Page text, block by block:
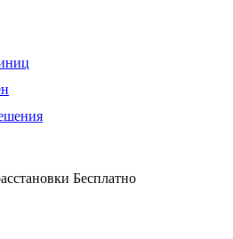
Бесплатно